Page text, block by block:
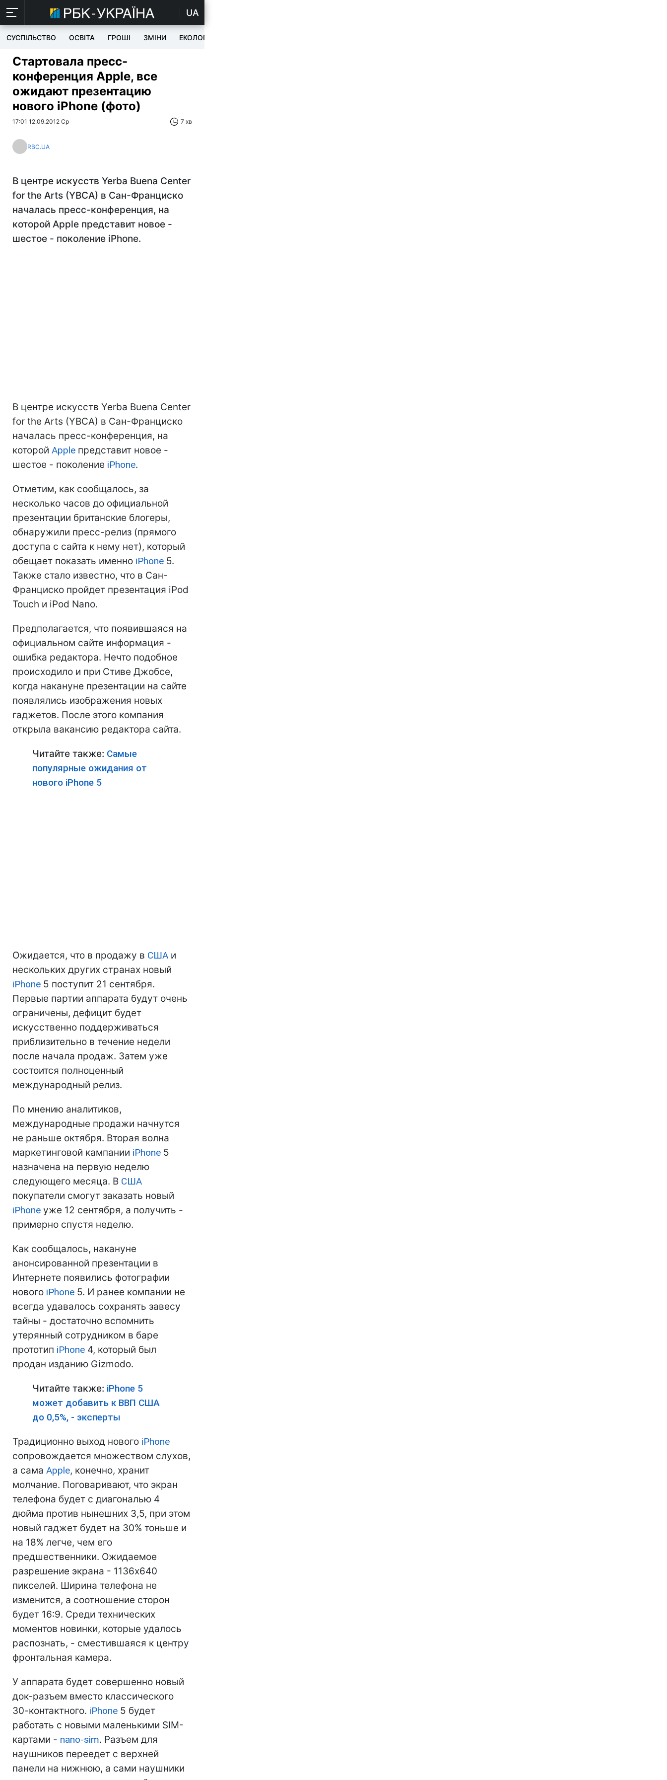
UA
СУСПІЛЬСТВО ОСВІТА ГРОШІ ЗМІНИ ЕКОЛОГІЯ
Стартовала пресс-
конференция Apple, все
ожидают презентацию
нового iPhone (фото)
17:01 12.09.2012 Ср 7 хв
RBC.UA
В центре искусств Yerba Buena Center
for the Arts (YBCA) в Cан-Франциско
началась пресс-конференция, на
которой Apple представит новое -
шестое - поколение iPhone.
В центре искусств Yerba Buena Center
for the Arts (YBCA) в Cан-Франциско
началась пресс-конференция, на
которой Apple представит новое -
шестое - поколение iPhone.
Отметим, как сообщалось, за
несколько часов до официальной
презентации британские блогеры,
обнаружили пресс-релиз (прямого
доступа с сайта к нему нет), который
обещает показать именно iPhone 5.
Также стало известно, что в Сан-
Франциско пройдет презентация iPod
Touch и iPod Nano.
Предполагается, что появившаяся на
официальном сайте информация -
ошибка редактора. Нечто подобное
происходило и при Стиве Джобсе,
когда накануне презентации на сайте
появлялись изображения новых
гаджетов. После этого компания
открыла вакансию редактора сайта.
Читайте также: Самые
популярные ожидания от
нового iPhone 5
Ожидается, что в продажу в США и
нескольких других странах новый
iPhone 5 поступит 21 сентября.
Первые партии аппарата будут очень
ограничены, дефицит будет
искусственно поддерживаться
приблизительно в течение недели
после начала продаж. Затем уже
состоится полноценный
международный релиз.
По мнению аналитиков,
международные продажи начнутся
не раньше октября. Вторая волна
маркетинговой кампании iPhone 5
назначена на первую неделю
следующего месяца. В США
покупатели смогут заказать новый
iPhone уже 12 сентября, а получить -
примерно спустя неделю.
Как сообщалось, накануне
анонсированной презентации в
Интернете появились фотографии
нового iPhone 5. И ранее компании не
всегда удавалось сохранять завесу
тайны - достаточно вспомнить
утерянный сотрудником в баре
прототип iPhone 4, который был
продан изданию Gizmodo.
Читайте также: iPhone 5
может добавить к ВВП США
до 0,5%, - эксперты
Традиционно выход нового iPhone
сопровождается множеством слухов,
а сама Apple, конечно, хранит
молчание. Поговаривают, что экран
телефона будет с диагональю 4
дюйма против нынешних 3,5, при этом
новый гаджет будет на 30% тоньше и
на 18% легче, чем его
предшественники. Ожидаемое
разрешение экрана - 1136х640
пикселей. Ширина телефона не
изменится, а соотношение сторон
будет 16:9. Среди технических
моментов новинки, которые удалось
распознать, - сместившаяся к центру
фронтальная камера.
У аппарата будет совершенно новый
док-разъем вместо классического
30-контактного. iPhone 5 будет
работать с новыми маленькими SIM-
картами - nano-sim. Разъем для
наушников переедет с верхней
панели на нижнюю, а сами наушники